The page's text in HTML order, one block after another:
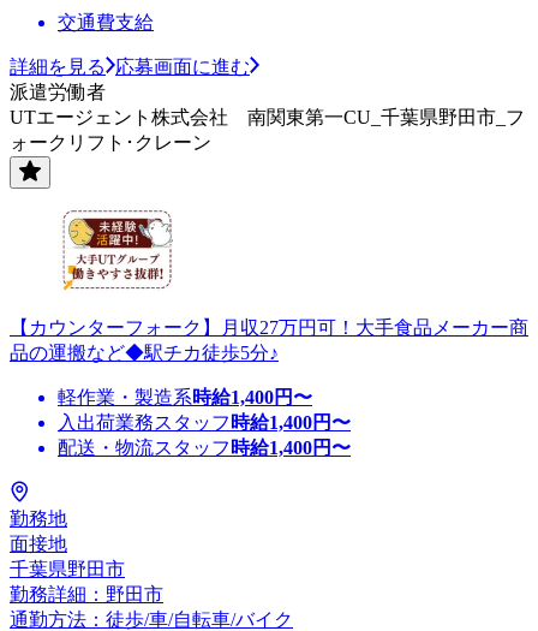
交通費支給
詳細を見る
応募画面に進む
派遣労働者
UTエージェント株式会社 南関東第一CU_千葉県野田市_フ
ォークリフト･クレーン
【カウンターフォーク】月収27万円可！大手食品メーカー商
品の運搬など◆駅チカ徒歩5分♪
軽作業・製造系時給1,400円〜
入出荷業務スタッフ 時給1,400円〜
配送・物流スタッフ 時給1,400円〜
勤務地
面接地
千葉県野田市
勤務詳細：野田市
通勤方法：徒歩/車/自転車/バイク